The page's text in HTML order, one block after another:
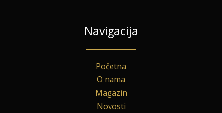
Navigacija
Početna
O nama
Magazin
Novosti